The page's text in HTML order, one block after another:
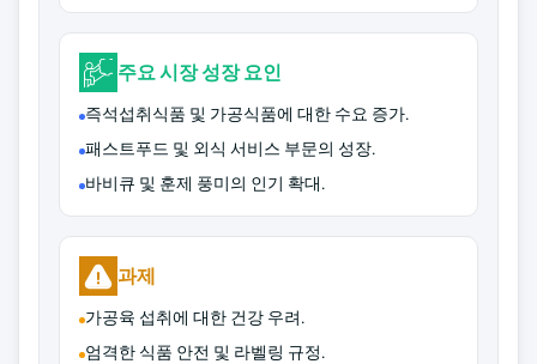
주요 시장 성장 요인
즉석섭취식품 및 가공식품에 대한 수요 증가.
패스트푸드 및 외식 서비스 부문의 성장.
바비큐 및 훈제 풍미의 인기 확대.
과제
가공육 섭취에 대한 건강 우려.
엄격한 식품 안전 및 라벨링 규정.